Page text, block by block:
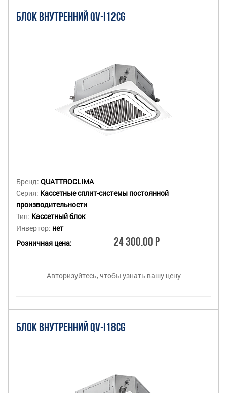
БЛОК ВНУТРЕННИЙ QV-I12CG
Бренд: QUATTROCLIMA
Серия: Кассетные сплит-системы постоянной
производительности
Тип: Кассетный блок
Инвертор: нет
Розничная цена:
24 300.00 Р
Авторизуйтесь, чтобы узнать вашу цену
БЛОК ВНУТРЕННИЙ QV-I18CG